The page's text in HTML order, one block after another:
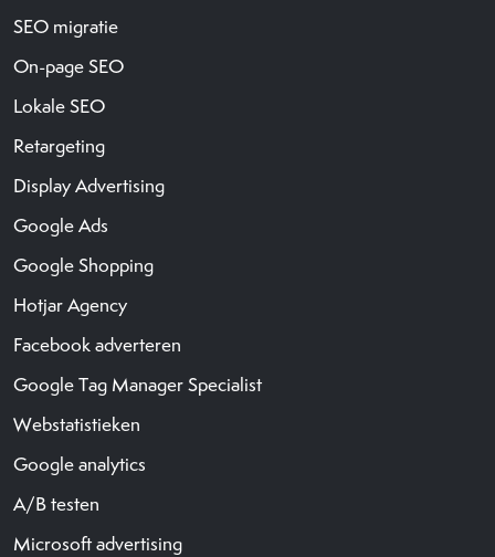
SEO migratie
On-page SEO
Lokale SEO
Retargeting
Display Advertising
Google Ads
Google Shopping
Hotjar Agency
Facebook adverteren
Google Tag Manager Specialist
Webstatistieken
Google analytics
A/B testen
Microsoft advertising